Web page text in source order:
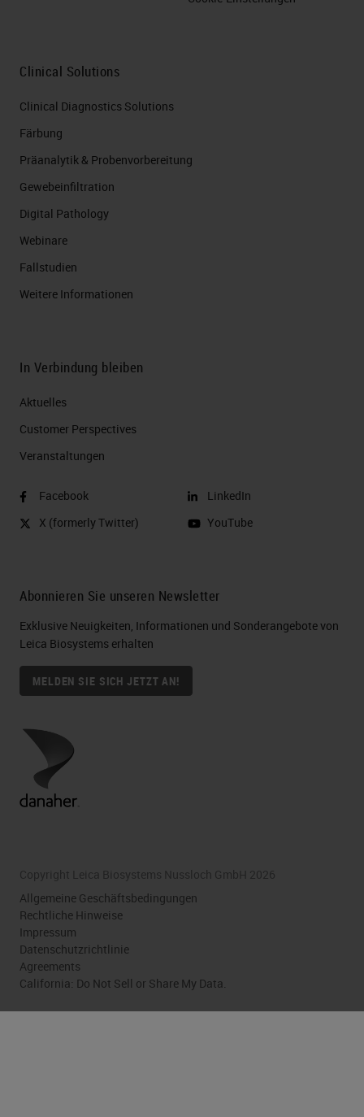
Clinical Solutions
Clinical Diagnostics Solutions
Färbung
Präanalytik & Probenvorbereitung
Gewebeinfiltration
Digital Pathology
Webinare
Fallstudien
Weitere Informationen
In Verbindung bleiben
Aktuelles
Customer Perspectives​
Veranstaltungen
Facebook
X (formerly Twitter)
LinkedIn
YouTube
Abonnieren Sie unseren Newsletter
Exklusive Neuigkeiten, Informationen und Sonderangebote von
Leica Biosystems erhalten
MELDEN SIE SICH JETZT AN!
Copyright Leica Biosystems Nussloch GmbH 2026
Allgemeine Geschäftsbedingungen
Rechtliche Hinweise
Impressum
Datenschutzrichtlinie
Agreements
California: Do Not Sell or Share My Data.